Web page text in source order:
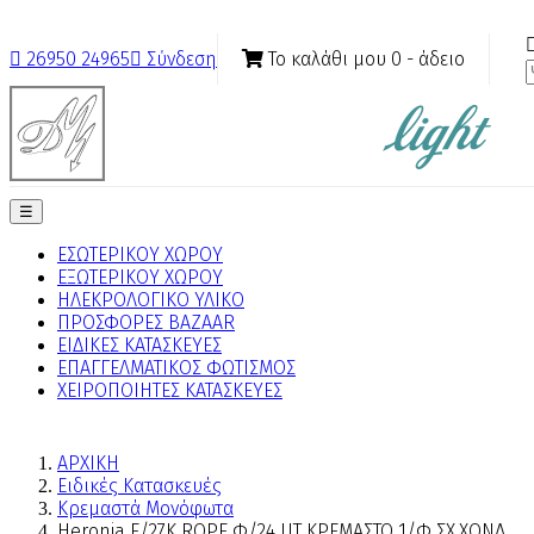
 26950 24965 Σύνδεση Το καλάθι μου 0 - άδειο
Toggle
navigation
☰
ΕΣΩΤΕΡΙΚΟΥ ΧΩΡΟΥ
ΕΞΩΤΕΡΙΚΟΥ ΧΩΡΟΥ
ΗΛΕΚΡΟΛΟΓΙΚΟ ΥΛΙΚΟ
ΠΡΟΣΦΟΡΕΣ BAZAAR
ΕΙΔΙΚΕΣ ΚΑΤΑΣΚΕΥΕΣ
ΕΠΑΓΓΕΛΜΑΤΙΚΟΣ ΦΩΤΙΣΜΟΣ
ΧΕΙΡΟΠΟΙΗΤΕΣ ΚΑΤΑΣΚΕΥΕΣ
ΑΡΧΙΚΗ
Ειδικές Κατασκευές
Κρεμαστά Μονόφωτα